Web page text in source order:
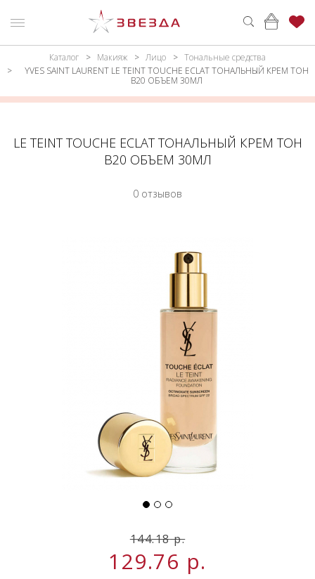
КАТАЛОГ
Каталог
ПАРФЮМЕРИЯ
Каталог Макияж Лицо
Тональные средства
YVES SAINT LAURENT LE TEINT TOUCHE ECLAT ТОНАЛЬНЫЙ КРЕМ ТОН
B20 ОБЪЕМ 30МЛ
LE TEINT TOUCHE ECLAT ТОНАЛЬНЫЙ КРЕМ ТОН
B20 ОБЪЕМ 30МЛ
0 отзывов
144.18р.
129.76 р.